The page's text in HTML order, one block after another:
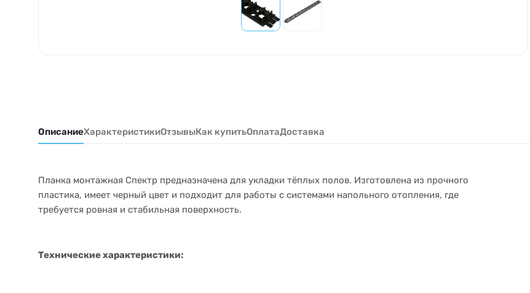
ОписаниеХарактеристикиОтзывыКак купитьОплатаДоставка
Планка монтажная Спектр предназначена для укладки тёплых полов. Изготовлена из прочного
пластика, имеет черный цвет и подходит для работы с системами напольного отопления, где
требуется ровная и стабильная поверхность.
Технические характеристики: